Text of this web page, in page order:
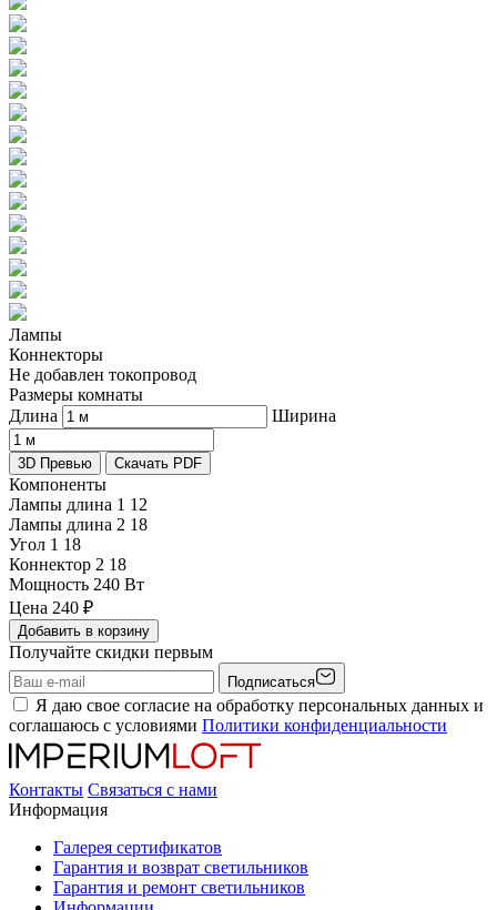
Лампы
Коннекторы
Не добавлен токопровод
Размеры комнаты
Длина
Ширина
3D Превью Скачать PDF
Компоненты
Лампы длина 1 12
Лампы длина 2 18
Угол 1 18
Коннектор 2 18
Мощность 240 Вт
Цена 240 ₽
Добавить в корзину
Получайте скидки первым
Подписаться
Я даю свое согласие на обработку персональных данных и
соглашаюсь с условиями Политики конфиденциальности
Контакты Связаться с нами
Информация
Галерея сертификатов
Гарантия и возврат светильников
Гарантия и ремонт светильников